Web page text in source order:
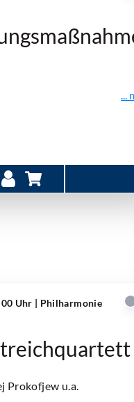
...
Uhr | Philharmonie
Prokofjew u.a.